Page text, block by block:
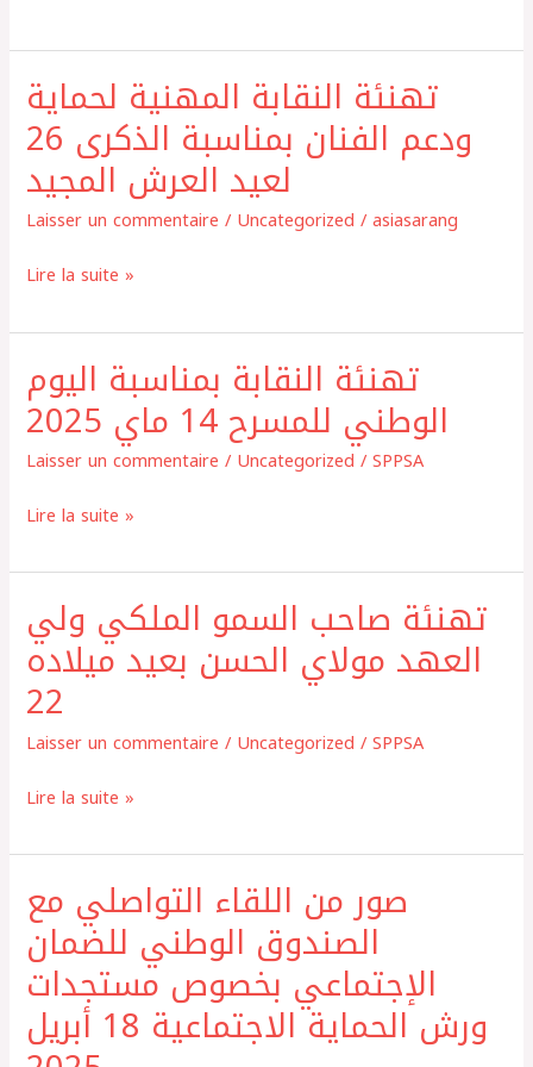
لعيد
الشباب
و72
ثورة
الملك
والشعب
تهنئة النقابة المهنية لحماية
ودعم الفنان بمناسبة الذكرى 26
لعيد العرش المجيد
Laisser un commentaire / Uncategorized /asiasarang
تهنئة
النقابة
المهنية
لحماية
ودعم
بمناسبة
لعيد
العرش
المجيد
Lire la suite »
تهنئة النقابة بمناسبة اليوم
الوطني للمسرح 14 ماي 2025
Laisser un commentaire / Uncategorized /SPPSA
تهنئة
النقابة
بمناسبة
اليوم
الوطني
14
2025
Lire la suite »
تهنئة صاحب السمو الملكي ولي
العهد مولاي الحسن بعيد ميلاده
22
Laisser un commentaire / Uncategorized /SPPSA
تهنئة
صاحب
السمو
الملكي
ولي
مولاي
ميلاده
22
Lire la suite »
صور من اللقاء التواصلي مع
الصندوق الوطني للضمان
الإجتماعي بخصوص مستجدات
ورش الحماية الاجتماعية 18 أبريل
صور
من
اللقاء
التواصلي
مع
الصندوق